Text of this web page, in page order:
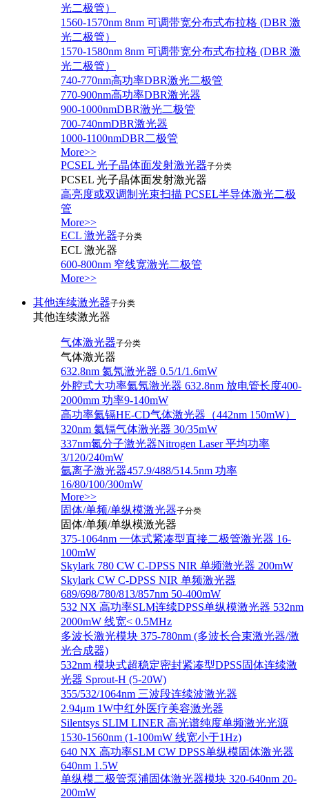
光二极管）
1560-1570nm 8nm 可调带宽分布式布拉格 (DBR 激
光二极管）
1570-1580nm 8nm 可调带宽分布式布拉格 (DBR 激
光二极管）
740-770nm高功率DBR激光二极管
770-900nm高功率DBR激光器
900-1000nmDBR激光二极管
700-740nmDBR激光器
1000-1100nmDBR二极管
More>>
PCSEL 光子晶体面发射激光器子分类
PCSEL 光子晶体面发射激光器
高亮度或双调制光束扫描 PCSEL半导体激光二极
管
More>>
ECL 激光器子分类
ECL 激光器
600-800nm 窄线宽激光二极管
More>>
其他连续激光器子分类
其他连续激光器
气体激光器子分类
气体激光器
632.8nm 氦氖激光器 0.5/1/1.6mW
外腔式大功率氦氖激光器 632.8nm 放电管长度400-
2000mm 功率9-140mW
高功率氦镉HE-CD气体激光器（442nm 150mW）
320nm 氦镉气体激光器 30/35mW
337nm氮分子激光器Nitrogen Laser 平均功率
3/120/240mW
氩离子激光器457.9/488/514.5nm 功率
16/80/100/300mW
More>>
固体/单频/单纵模激光器子分类
固体/单频/单纵模激光器
375-1064nm 一体式紧凑型直接二极管激光器 16-
100mW
Skylark 780 CW C-DPSS NIR 单频激光器 200mW
Skylark CW C-DPSS NIR 单频激光器
689/698/780/813/857nm 50-400mW
532 NX 高功率SLM连续DPSS单纵模激光器 532nm
2000mW 线宽< 0.5MHz
多波长激光模块 375-780nm (多波长合束激光器/激
光合成器)
532nm 模块式超稳定密封紧凑型DPSS固体连续激
光器 Sprout-H (5-20W)
355/532/1064nm 三波段连续波激光器
2.94μm 1W中红外医疗美容激光器
Silentsys SLIM LINER 高光谱纯度单频激光光源
1530-1560nm (1-100mW 线宽小于1Hz)
640 NX 高功率SLM CW DPSS单纵模固体激光器
640nm 1.5W
单纵模二极管泵浦固体激光器模块 320-640nm 20-
200mW